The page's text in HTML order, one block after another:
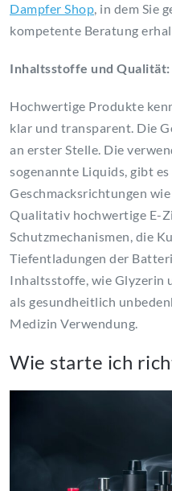
Dampfer Shop, in dem Sie
kompetente Beratung
Inhaltsstoffe und Qualität:
Hochwertige Produkte
klar und transparent. Die
an erster Stelle. Die
sogenannte Liquids, gibt
Geschmacksrichtungen
Qualitativ hochwertige E-
Schutzmechanismen, die
Tiefentladungen der
Inhaltsstoffe, wie Glyzerin
als gesundheitlich
Medizin Verwendung.
Wie starte ich